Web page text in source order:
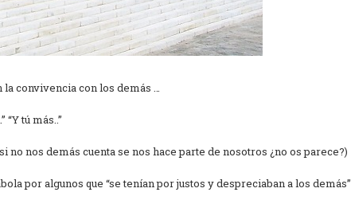
convivencia con los demás …
tú más..”
no nos demás cuenta se nos hace parte de nosotros ¿no os parece?)
por algunos que “se tenían por justos y despreciaban a los demás”